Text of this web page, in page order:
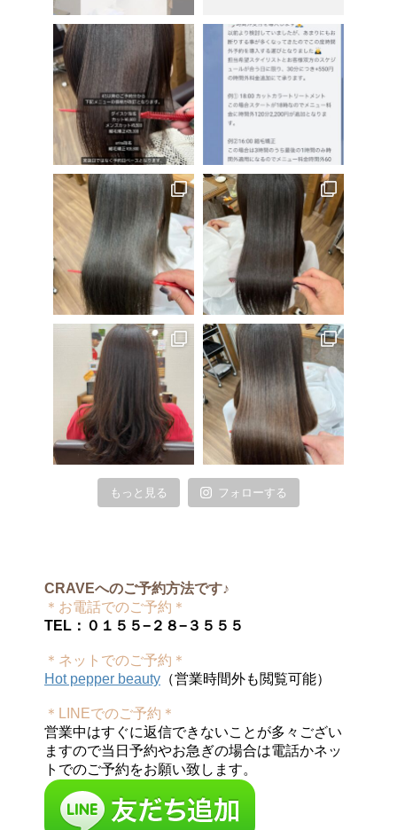
もっと見る フォローする
CRAVEへのご予約方法です♪
＊お電話でのご予約＊
TEL：０１５５−２８−３５５５
＊ネットでのご予約＊
Hot pepper beauty （営業時間外も閲覧可能）
＊LINEでのご予約＊
営業中はすぐに返信できないことが多々ござい
ますので当日予約やお急ぎの場合は電話かネッ
トでのご予約をお願い致します。